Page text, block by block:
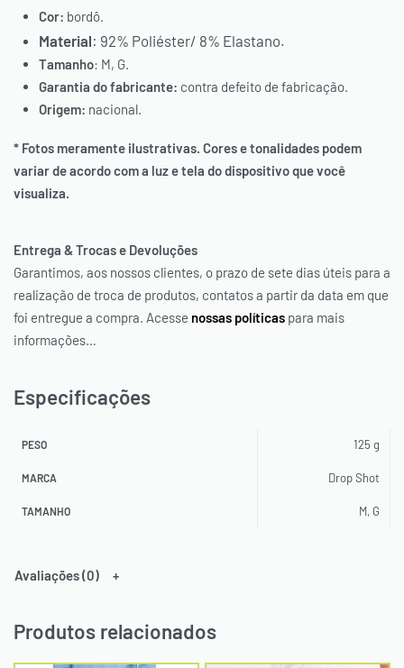
Cor: bordô.
Material: 92% Poliéster/ 8% Elastano.
Tamanho: M, G.
Garantia do fabricante: contra defeito de fabricação.
Origem: nacional.
* Fotos meramente ilustrativas. Cores e tonalidades podem
variar de acordo com a luz e tela do dispositivo que você
visualiza.
Entrega & Trocas e Devoluções
Garantimos, aos nossos clientes, o prazo de sete dias úteis para a
realização de troca de produtos, contatos a partir da data em que
foi entregue a compra. Acesse nossas políticas para mais
informações…
Especificações
PESO 125 g
MARCA Drop Shot
TAMANHO M, G
Avaliações (0)
Produtos relacionados
OU PAGUE PARCELADO NO
SEU CARTÃO